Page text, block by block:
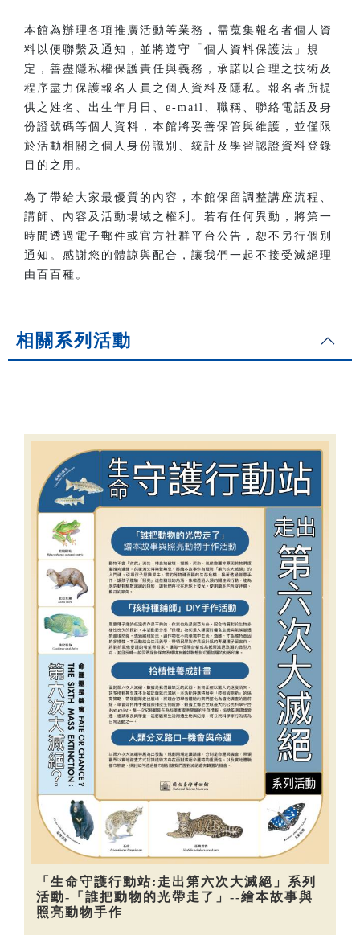
本館為辦理各項推廣活動等業務，需蒐集報名者個人資
料以便聯繫及通知，並將遵守「個人資料保護法」規
定，善盡隱私權保護責任與義務，承諾以合理之技術及
程序盡力保護報名人員之個人資料及隱私。報名者所提
供之姓名、出生年月日、e-mail、職稱、聯絡電話及身
份證號碼等個人資料，本館將妥善保管與維護，並僅限
於活動相關之個人身份識別、統計及學習認證資料登錄
目的之用。
為了帶給大家最優質的內容，本館保留調整講座流程、
講師、內容及活動場域之權利。若有任何異動，將第一
時間透過電子郵件或官方社群平台公告，恕不另行個別
通知。感謝您的體諒與配合，讓我們一起不接受滅絕理
由百百種。
相關系列活動
「生命守護行動站:走出第六次大滅絕」系列
活動-「誰把動物的光帶走了」--繪本故事與
照亮動物手作